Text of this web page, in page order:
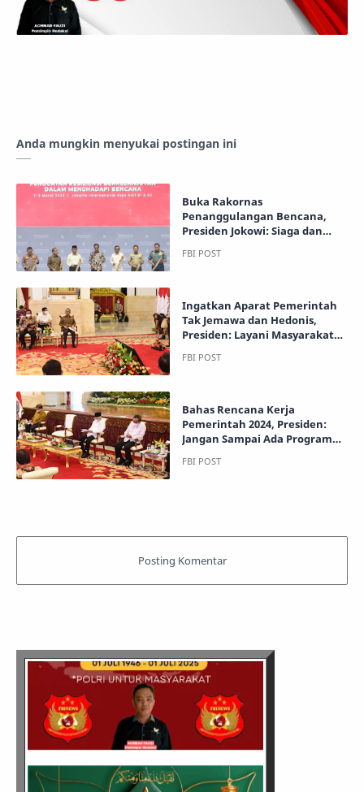
Anda mungkin menyukai postingan ini
Buka Rakornas
Penanggulangan Bencana,
Presiden Jokowi: Siaga dan
Ingatkan Aparat Pemerintah
Tak Jemawa dan Hedonis,
Presiden: Layani Masyarakat
Bahas Rencana Kerja
Pemerintah 2024, Presiden:
Jangan Sampai Ada Program